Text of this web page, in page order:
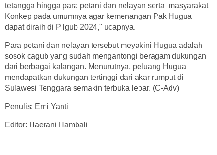
tetangga hingga para petani dan nelayan serta masyarakat
Konkep pada umumnya agar kemenangan Pak Hugua
dapat diraih di Pilgub 2024," ucapnya.
Para petani dan nelayan tersebut meyakini Hugua adalah
sosok cagub yang sudah mengantongi beragam dukungan
dari berbagai kalangan. Menurutnya, peluang Hugua
mendapatkan dukungan tertinggi dari akar rumput di
Sulawesi Tenggara semakin terbuka lebar. (C-Adv)
Penulis: Erni Yanti
Editor: Haerani Hambali